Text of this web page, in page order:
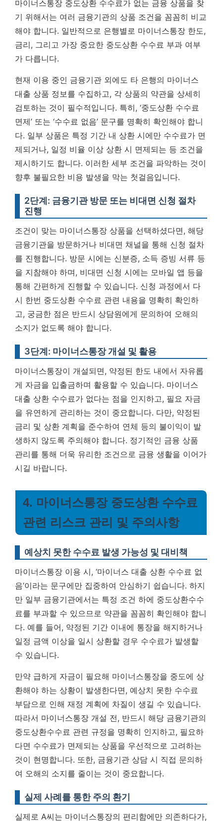
마이너스통장 중도상환 수수료가 없는 금융 상품을 찾
기 위해서는 여러 금융기관의 상품 조건을 꼼꼼히 비교
해야 합니다. 일반적으로 은행별로 마이너스통장 한도,
금리, 그리고 가장 중요한 중도상환 수수료 부과 여부
가 다릅니다.
현재 이용 중인 금융기관 외에도 타 은행의 마이너스
대출 상품 정보를 수집하고, 각 상품의 약관을 상세히
검토하는 것이 필수적입니다. 특히, ‘중도상환 수수료
면제’ 또는 ‘수수료 없음’ 문구를 명확히 확인해야 합니
다. 일부 상품은 특정 기간 내 상환 시에만 수수료가 면
제되거나, 일정 비율 이상 상환 시 면제되는 등 조건을
제시하기도 합니다. 이러한 세부 조건을 파악하는 것이
향후 불필요한 비용 발생을 막는 첫걸음입니다.
2단계: 금융기관 방문 또는 비대면 신청 절차
진행
조건이 맞는 마이너스통장 상품을 선택하셨다면, 해당
금융기관을 방문하거나 비대면 채널을 통해 신청 절차
를 진행합니다. 방문 시에는 신분증, 소득 증빙 서류 등
을 지참해야 하며, 비대면 신청 시에는 모바일 앱 등을
통해 간편하게 진행할 수 있습니다. 신청 과정에서 다
시 한번 중도상환 수수료 관련 내용을 명확히 확인하
고, 궁금한 점은 반드시 상담원에게 문의하여 오해의
소지가 없도록 해야 합니다.
3단계: 마이너스통장 개설 및 활용
마이너스통장이 개설되면, 약정된 한도 내에서 자유롭
게 자금을 입출금하며 활용할 수 있습니다. 마이너스
대출 상환 수수료가 없다는 점을 인지하고, 필요 자금
을 유연하게 관리하는 것이 중요합니다. 다만, 약정된
금리 및 상환 계획을 준수하여 연체 등의 불이익이 발
생하지 않도록 주의해야 합니다. 정기적인 금융 상품
관리를 통해 더욱 유리한 조건으로 금융 생활을 이어가
시길 바랍니다.
4. 마이너스통장 중도상환 수수료
관련 리스크 관리 및 주의사항
예상치 못한 수수료 발생 가능성 및 대비책
마이너스통장 이용 시, ‘마이너스 대출 상환 수수료 없
음’이라는 문구에만 집중하여 안심하기 쉽습니다. 하지
만 일부 금융기관에서는 특정 조건 하에 중도상환수수
료를 부과할 수 있으므로 약관을 꼼꼼히 확인해야 합니
다. 예를 들어, 약정된 기간 이내에 통장을 해지하거나
일정 금액 이상을 일시 상환할 경우 수수료가 발생할
수 있습니다.
만약 급하게 자금이 필요해 마이너스통장을 중도에 상
환해야 하는 상황이 발생한다면, 예상치 못한 수수료
부담으로 인해 재정 계획에 차질이 생길 수 있습니다.
따라서 마이너스통장 개설 전, 반드시 해당 금융기관의
중도상환수수료 관련 규정을 명확히 인지하고, 필요하
다면 수수료가 면제되는 상품을 우선적으로 고려하는
것이 현명합니다. 또한, 금융기관 상담 시 직접 문의하
여 오해의 소지를 줄이는 것이 중요합니다.
실제 사례를 통한 주의 환기
실제로 A씨는 마이너스통장의 편리함에만 의존하다가,